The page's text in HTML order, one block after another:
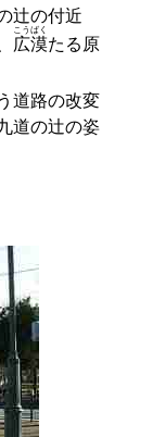
辻の付近
広漠
こうばく
たる原
道路の改変
道の辻の姿